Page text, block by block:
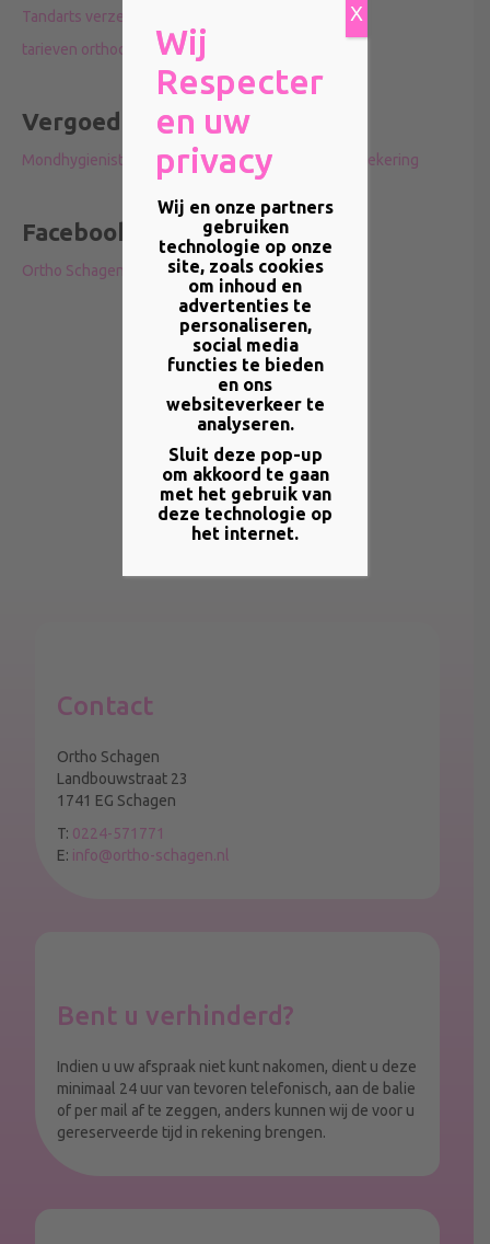
Tandarts verzekering vergelijken
tarieven orthodontie
Vergoeding mondhygiënist
Mondhygienistenvergoedingen vanuit de zorgverzekering
Facebook
Ortho Schagen op facebook
Contact
Ortho Schagen
Landbouwstraat 23
1741 EG Schagen
T: 0224-571771
E: info@ortho-schagen.nl
Bent u verhinderd?
Indien u uw afspraak niet kunt nakomen, dient u deze
minimaal 24 uur van tevoren telefonisch, aan de balie
of per mail af te zeggen, anders kunnen wij de voor u
gereserveerde tijd in rekening brengen.
Wij
Respecter
en uw
privacy
Wij en onze partners
gebruiken
technologie op onze
site, zoals cookies
om inhoud en
advertenties te
personaliseren,
social media
functies te bieden
en ons
websiteverkeer te
analyseren.
Sluit deze pop-up
om akkoord te gaan
met het gebruik van
deze technologie op
het internet.
X